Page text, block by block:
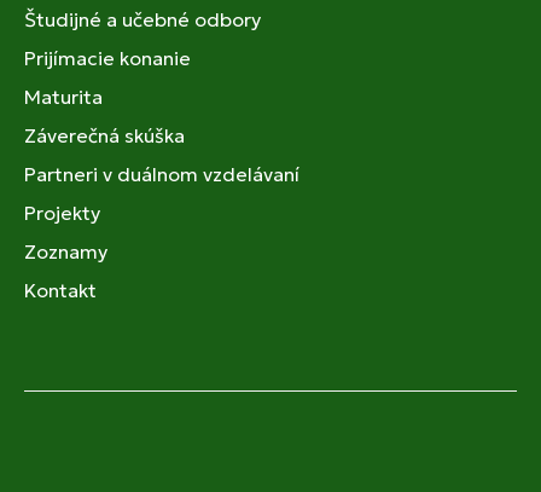
Študijné a učebné odbory
Prijímacie konanie
Maturita
Záverečná skúška
Partneri v duálnom vzdelávaní
Projekty
Zoznamy
Kontakt